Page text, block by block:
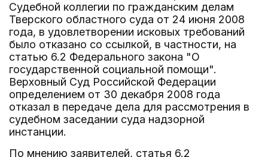
Судебной коллегии по гражданским делам
Тверского областного суда от 24 июня 2008
года, в удовлетворении исковых требований
было отказано со ссылкой, в частности, на
статью 6.2 Федерального закона "О
государственной социальной помощи".
Верховный Суд Российской Федерации
определением от 30 декабря 2008 года
отказал в передаче дела для рассмотрения в
судебном заседании суда надзорной
инстанции.
По мнению заявителей, статья 6.2